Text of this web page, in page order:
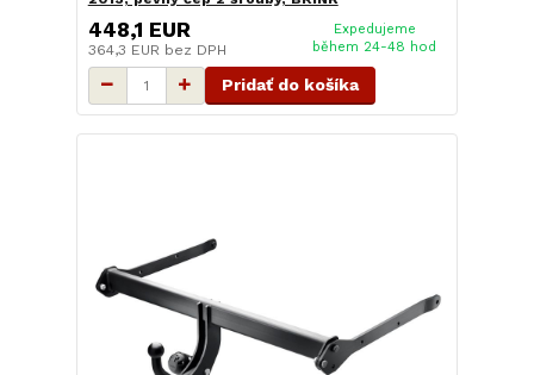
448,1 EUR
364,3 EUR bez DPH
Expedujeme
během 24-48 hod
Pridať do košíka